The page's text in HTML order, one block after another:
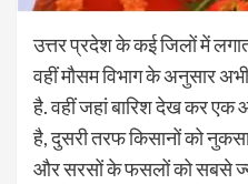
उत्तर प्रदेश के कई जिलों में
वहीं मौसम विभाग के अनुसार
है. वहीं जहां बारिश देख कर एक
है, दुसरी तरफ किसानों को
और सरसों के फसलों को सबसे